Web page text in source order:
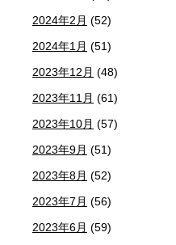
2024年2月 (52)
2024年1月 (51)
2023年12月 (48)
2023年11月 (61)
2023年10月 (57)
2023年9月 (51)
2023年8月 (52)
2023年7月 (56)
2023年6月 (59)